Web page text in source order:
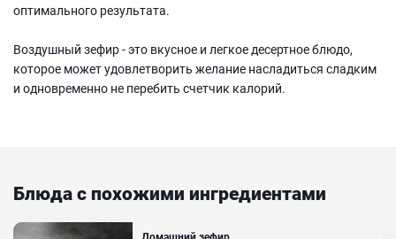
оптимального результата.
Воздушный зефир - это вкусное и легкое десертное блюдо,
которое может удовлетворить желание насладиться сладким
и одновременно не перебить счетчик калорий.
Блюда с похожими ингредиентами